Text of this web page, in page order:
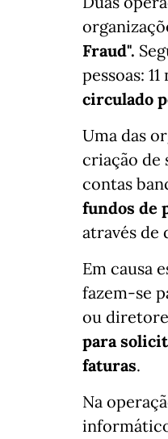
Fraud".
pessoas:
circulado
Uma das
criação de
contas
fundos de
através de
Em causa
fazem-se
ou
para
faturas.
Na